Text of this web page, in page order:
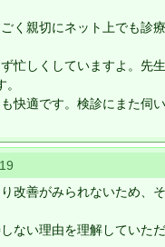
く親切にネット上でも診
忙しくしていますよ。先
快適です。検診にまた伺
改善がみられないため、
ない理由を理解していた